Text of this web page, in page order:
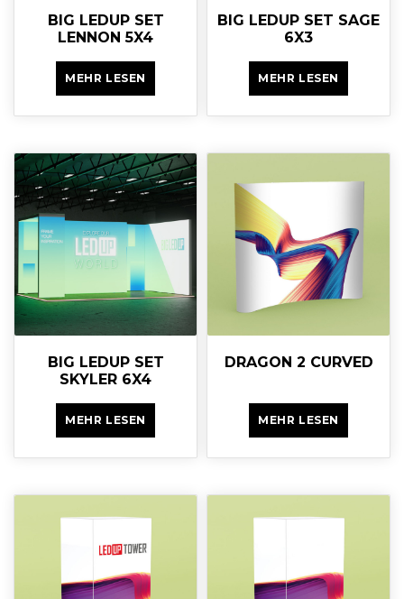
BIG LEDUP SET
LENNON 5X4
MEHR LESEN
BIG LEDUP SET SAGE
6X3
MEHR LESEN
BIG LEDUP SET
SKYLER 6X4
MEHR LESEN
DRAGON 2 CURVED
MEHR LESEN